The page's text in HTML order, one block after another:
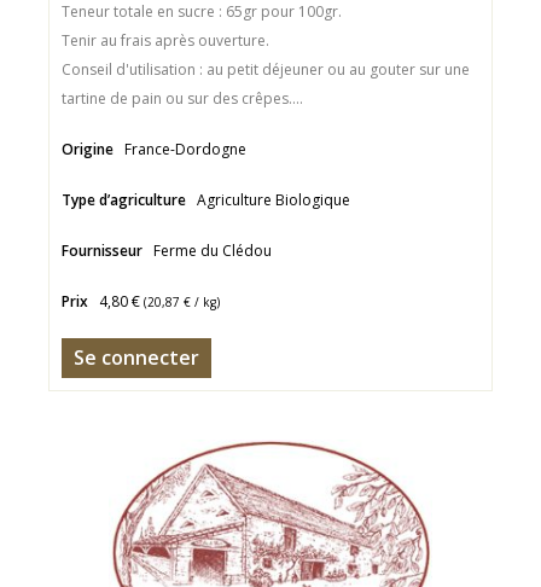
Teneur totale en sucre : 65gr pour 100gr.
Tenir au frais après ouverture.
Conseil d'utilisation : au petit déjeuner ou au gouter sur une
tartine de pain ou sur des crêpes....
Origine France-Dordogne
Type d’agriculture Agriculture Biologique
Fournisseur Ferme du Clédou
Prix 4,80 € (20,87 € / kg)
Se connecter